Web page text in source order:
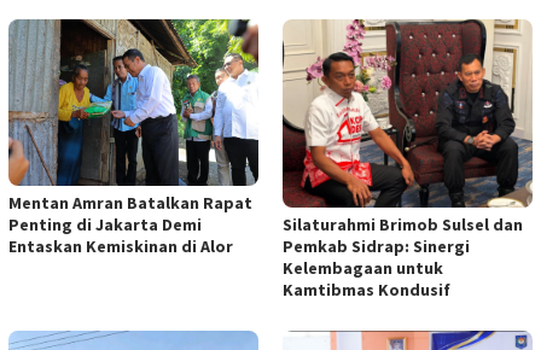
Mentan Amran Batalkan Rapat
Penting di Jakarta Demi
Entaskan Kemiskinan di Alor
Silaturahmi Brimob Sulsel dan
Pemkab Sidrap: Sinergi
Kelembagaan untuk
Kamtibmas Kondusif